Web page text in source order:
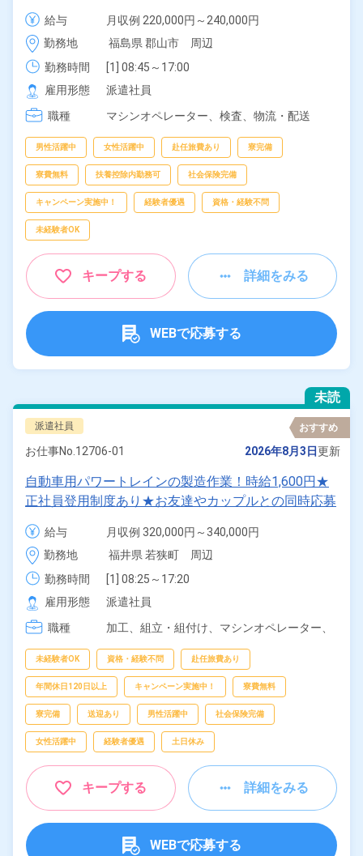
任旅費会社負担！空調完備で働きやすい！1食340円
～仕出し弁当あり◎便利な日払い制度利用OK！《福
島県郡山市》
給与
月収例 220,000円～240,000円
時給 1,250円～1,250円
勤務地
福島県 郡山市　周辺
勤務時間
[1] 08:45～17:00
[2] 19:00～04:00
[3] 07:00～16:00
雇用形態
派遣社員
職種
マシンオペレーター、 検査、 物流・配送
男性活躍中 女性活躍中 赴任旅費あり 寮完備
寮費無料 扶養控除内勤務可 社会保険完備
キャンペーン実施中！ 経験者優遇 資格・経験不問
未経験者OK
キープする 詳細をみる
WEBで応募する
未読
派遣社員 おすすめ
お仕事No.12706-01 2026年8月3日更新
⾃動⾞⽤パワートレインの製造作業！時給1,600円★
正社員登用制度あり★お友達やカップルとの同時応募
OK◎20代～40代の男女活躍中！ワンルーム寮完備★
赴任旅費会社負担◎嬉しい日払い制度あり！社会保険
完備◎《福井県若狭町》
給与
月収例 320,000円～340,000円
時給 1,600円～1,600円
勤務地
福井県 若狭町　周辺
勤務時間
[1] 08:25～17:20
[2] 21:55～06:50
[3] 08:25～19:00
[4] 21:55～08:30
雇用形態
派遣社員
職種
加工、 組立・組付け、 マシンオペレーター、
未経験者OK 資格・経験不問 赴任旅費あり
年間休日120日以上 キャンペーン実施中！ 寮費無料
寮完備 送迎あり 男性活躍中 社会保険完備
女性活躍中 経験者優遇 土日休み
キープする 詳細をみる
WEBで応募する